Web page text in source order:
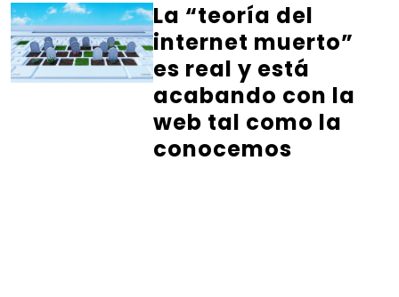
La “teoría del
internet muerto”
es real y está
acabando con la
web tal como la
conocemos